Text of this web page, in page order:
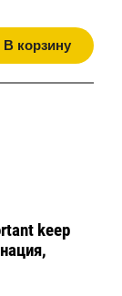
В корзину
keep